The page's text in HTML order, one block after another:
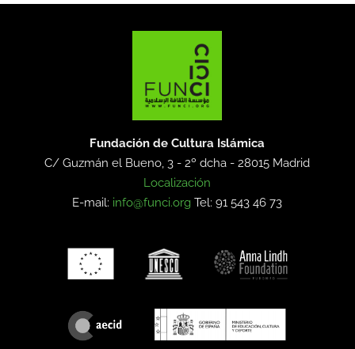
Fundación de Cultura Islámica
C/ Guzmán el Bueno, 3 - 2º dcha -28015 Madrid
Localización
E-mail: info@funci.org Tel: 91 543 46 73